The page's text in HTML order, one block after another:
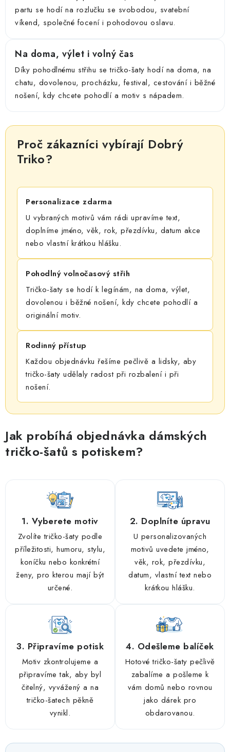
partu se hodí na rozlučku se svobodou, svatební
víkend, společné focení i pohodovou oslavu.
Na doma, výlet i volný čas
Díky pohodlnému střihu se tričko-šaty hodí na doma, na
chatu, dovolenou, procházku, festival, cestování i běžné
nošení, kdy chcete pohodlí a motiv s nápadem.
Proč zákazníci vybírají Dobrý
Triko?
Personalizace zdarma
U vybraných motivů vám rádi upravíme text,
doplníme jméno, věk, rok, přezdívku, datum akce
nebo vlastní krátkou hlášku.
Pohodlný volnočasový střih
Tričko-šaty se hodí k legínám, na doma, výlet,
dovolenou i běžné nošení, kdy chcete pohodlí a
originální motiv.
Rodinný přístup
Každou objednávku řešíme pečlivě a lidsky, aby
tričko-šaty udělaly radost při rozbalení i při
nošení.
Jak probíhá objednávka dámských
tričko-šatů s potiskem?
1. Vyberete motiv
Zvolíte tričko-šaty podle
příležitosti, humoru, stylu,
koníčku nebo konkrétní
ženy, pro kterou mají být
určené.
2. Doplníte úpravu
U personalizovaných
motivů uvedete jméno,
věk, rok, přezdívku,
datum, vlastní text nebo
krátkou hlášku.
3. Připravíme potisk
Motiv zkontrolujeme a
připravíme tak, aby byl
čitelný, vyvážený a na
tričko-šatech pěkně
vynikl.
4. Odešleme balíček
Hotové tričko-šaty pečlivě
zabalíme a pošleme k
vám domů nebo rovnou
jako dárek pro
obdarovanou.